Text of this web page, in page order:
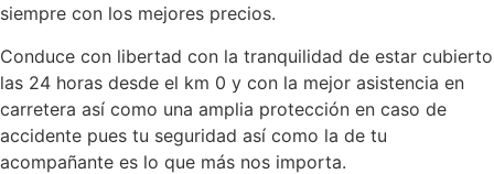
siempre con los mejores precios.
Conduce con libertad con la tranquilidad de estar cubierto
las 24 horas desde el km 0 y con la mejor asistencia en
carretera así como una amplia protección en caso de
accidente pues tu seguridad así como la de tu
acompañante es lo que más nos importa.